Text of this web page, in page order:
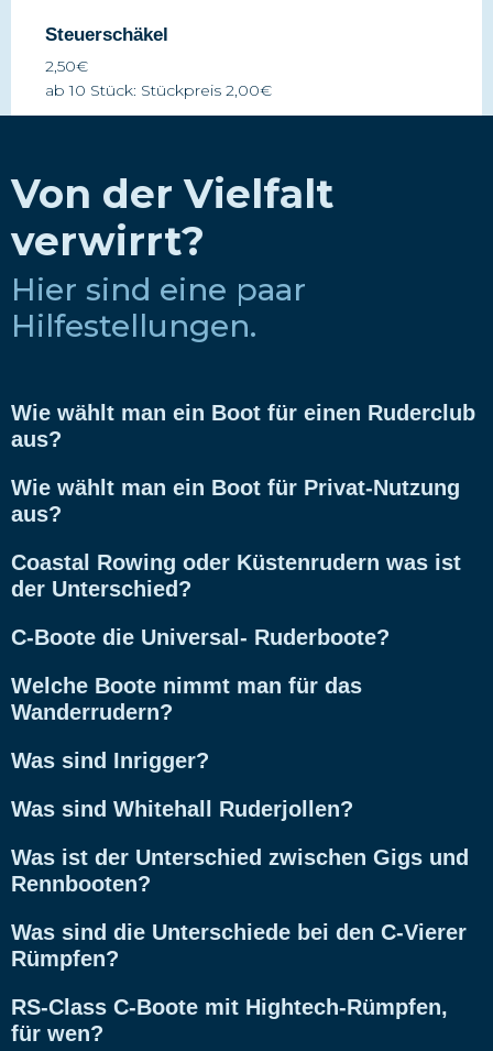
Steuerschäkel
2,50€
ab 10 Stück: Stückpreis 2,00€
Von der Vielfalt
verwirrt?
Hier sind eine paar
Hilfestellungen.
Wie wählt man ein Boot für einen Ruderclub
aus?
Wie wählt man ein Boot für Privat-Nutzung
aus?
Coastal Rowing oder Küstenrudern was ist
der Unterschied?
C-Boote die Universal- Ruderboote?
Welche Boote nimmt man für das
Wanderrudern?
Was sind Inrigger?
Was sind Whitehall Ruderjollen?
Was ist der Unterschied zwischen Gigs und
Rennbooten?
Was sind die Unterschiede bei den C-Vierer
Rümpfen?
RS-Class C-Boote mit Hightech-Rümpfen,
für wen?